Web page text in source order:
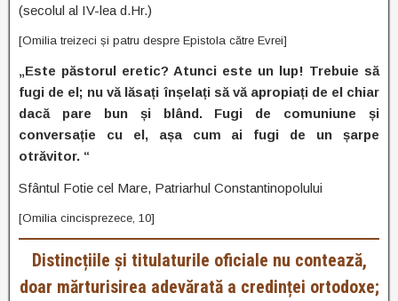
(secolul al IV-lea d.Hr.)
[Omilia treizeci și patru despre Epistola către Evrei]
„Este păstorul eretic? Atunci este un lup! Trebuie să
fugi de el; nu vă lăsați înșelați să vă apropiați de el chiar
dacă pare bun și blând. Fugi de comuniune și
conversație cu el, așa cum ai fugi de un șarpe
otrăvitor. “
Sfântul Fotie cel Mare, Patriarhul Constantinopolului
[Omilia cincisprezece, 10]
Distincțiile și titulaturile oficiale nu contează,
doar mărturisirea adevărată a credinței ortodoxe;